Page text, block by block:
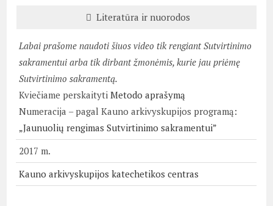
Literatūra ir nuorodos
Labai prašome naudoti šiuos video tik rengiant Sutvirtinimo
sakramentui arba tik dirbant žmonėmis, kurie jau priėmę
Sutvirtinimo sakramentą.
Kviečiame perskaitytiMetodo aprašymą
Numeracija – pagal Kauno arkivyskupijos programą:
„Jaunuolių rengimas Sutvirtinimo sakramentui”
2017 m.
Kauno arkivyskupijos katechetikos centras